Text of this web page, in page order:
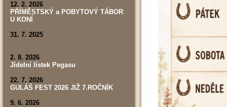
12. 2. 2026
PŘÍMĚSTSKÝ a POBYTOVÝ TÁBOR
U KONÍ
31. 7. 2025
2. 8. 2026
Jídelní lístek Pegasu
22. 7. 2026
GULÁŠ FEST 2026 JIŽ 7.ROČNÍK
9. 6. 2026